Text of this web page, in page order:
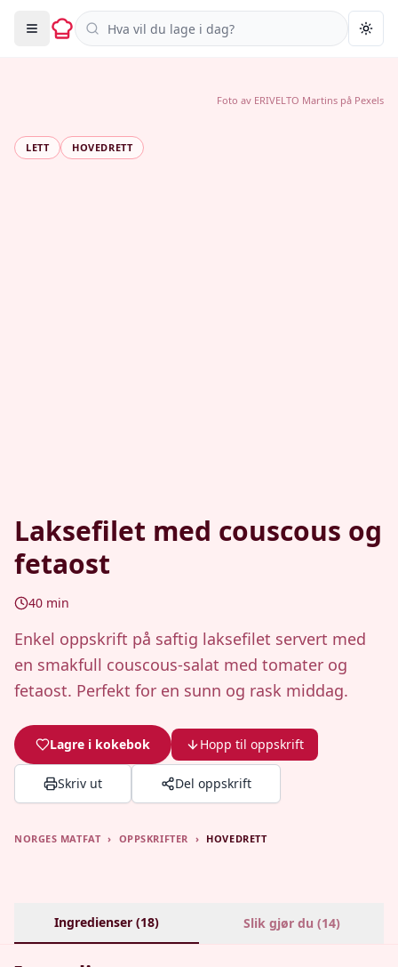
Søk i oppskrifter
LETT HOVEDRETT
Laksefilet med couscous og
fetaost
40 min
Enkel oppskrift på saftig laksefilet servert med
en smakfull couscous-salat med tomater og
fetaost. Perfekt for en sunn og rask middag.
Lagre i kokebok Hopp til oppskrift
Skriv ut Del oppskrift
Foto av ERIVELTO Martins på Pexels
NORGES MATFAT › OPPSKRIFTER › HOVEDRETT
Ingredienser (18) Slik gjør du (14)